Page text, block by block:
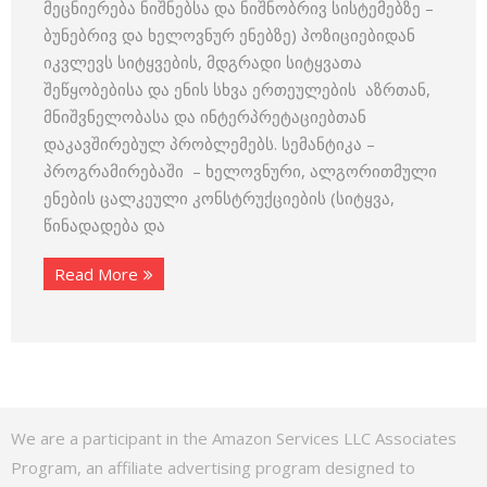
მეცნიერება ნიშნებსა და ნიშნობრივ სისტემებზე –
ბუნებრივ და ხელოვნურ ენებზე) პოზიციებიდან
იკვლევს სიტყვების, მდგრადი სიტყვათა
შეწყობებისა და ენის სხვა ერთეულების აზრთან,
მნიშვნელობასა და ინტერპრეტაციებთან
დაკავშირებულ პრობლემებს. სემანტიკა –
პროგრამირებაში – ხელოვნური, ალგორითმული
ენების ცალკეული კონსტრუქციების (სიტყვა,
წინადადება და
Read More
We are a participant in the Amazon Services LLC Associates
Program, an affiliate advertising program designed to